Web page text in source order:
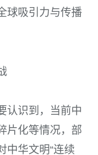
球吸引力与传播
认识到，当前中
片化等情况，部
中华文明“连续